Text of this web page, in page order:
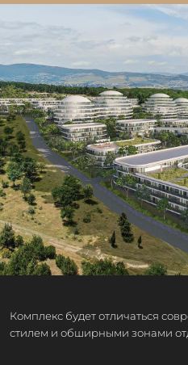
Комплекс будет отличаться
стилем и обширными зонами